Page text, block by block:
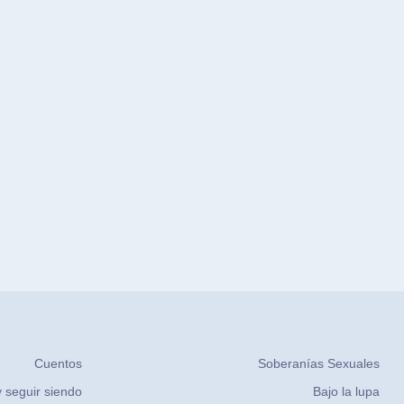
Cuentos
seguir siendo
Soberanías Sexuales
Bajo la lupa